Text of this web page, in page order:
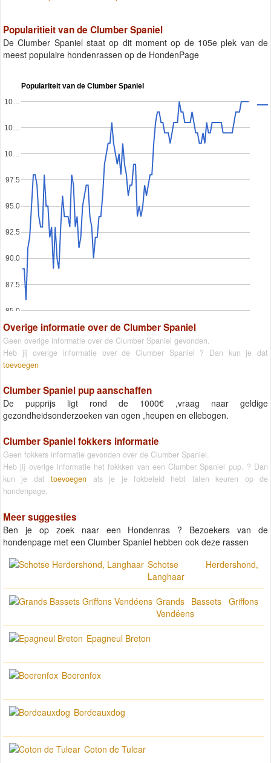
Popularitieit van de Clumber Spaniel
De Clumber Spaniel staat op dit moment op de 105e plek van de
meest populaire hondenrassen op de HondenPage
Populariteit van de Clumber Spaniel
85.0
87.5
90.0
92.5
95.0
97.5
10…
10…
10…
Overige informatie over de Clumber Spaniel
Geen overige informatie over de Clumber Spaniel gevonden.
Heb jij overige informatie over de Clumber Spaniel ? Dan kun je dat
toevoegen
Clumber Spaniel pup aanschaffen
De pupprijs ligt rond de 1000€ ,vraag naar geldige
gezondheidsonderzoeken van ogen ,heupen en ellebogen.
Clumber Spaniel fokkers informatie
Geen fokkers informatie gevonden over de Clumber Spaniel.
Heb jij overige informatie het fokkken van een Clumber Spaniel pup. ? Dan
kun je dattoevoegen als je je fokbeleid hebt laten keuren op de
hondenpage.
Meer suggesties
Ben je op zoek naar een Hondenras ? Bezoekers van de
hondenpage met een Clumber Spaniel hebben ook deze rassen
Schotse Herdershond,
Langhaar
Grands Bassets Griffons
Vendéens
Epagneul Breton
Boerenfox
Bordeauxdog
Coton de Tulear